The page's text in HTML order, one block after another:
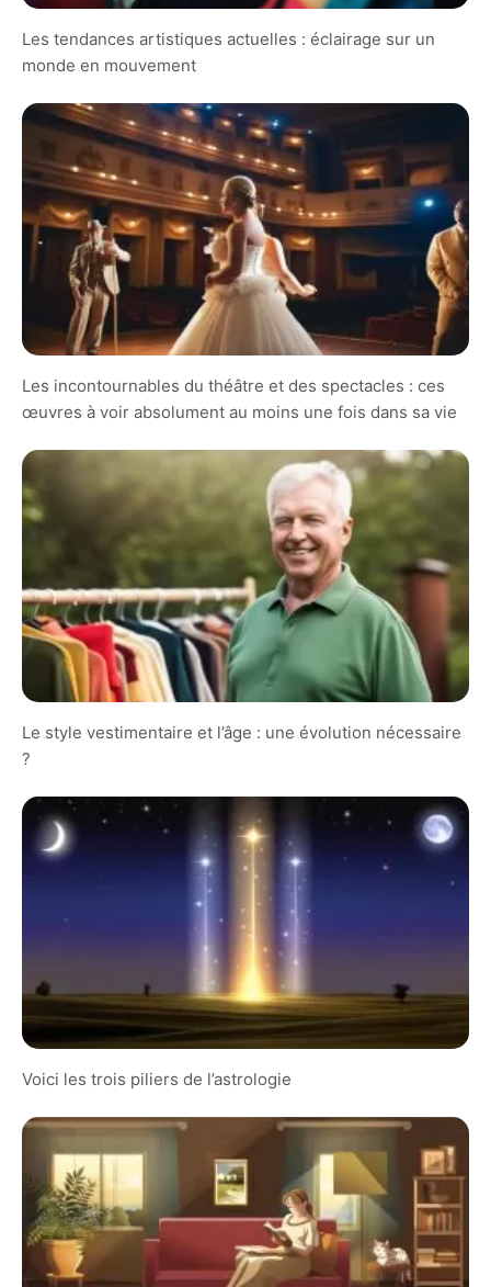
Les tendances artistiques actuelles : éclairage sur un
monde en mouvement
Les incontournables du théâtre et des spectacles : ces
œuvres à voir absolument au moins une fois dans sa vie
Le style vestimentaire et l’âge : une évolution nécessaire
?
Voici les trois piliers de l’astrologie